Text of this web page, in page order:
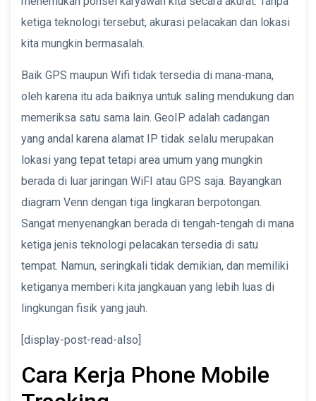
ketiga teknologi tersebut, akurasi pelacakan dan lokasi
kita mungkin bermasalah.
Baik GPS maupun Wifi tidak tersedia di mana-mana,
oleh karena itu ada baiknya untuk saling mendukung dan
memeriksa satu sama lain. GeoIP adalah cadangan
yang andal karena alamat IP tidak selalu merupakan
lokasi yang tepat tetapi area umum yang mungkin
berada di luar jaringan WiFI atau GPS saja. Bayangkan
diagram Venn dengan tiga lingkaran berpotongan.
Sangat menyenangkan berada di tengah-tengah di mana
ketiga jenis teknologi pelacakan tersedia di satu
tempat. Namun, seringkali tidak demikian, dan memiliki
ketiganya memberi kita jangkauan yang lebih luas di
lingkungan fisik yang jauh.
[display-post-read-also]
Cara Kerja Phone Mobile